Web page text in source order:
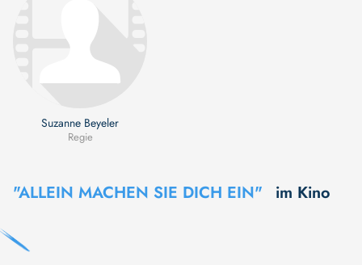
Suzanne Beyeler
Regie
"ALLEIN MACHEN SIE DICH EIN" im Kino